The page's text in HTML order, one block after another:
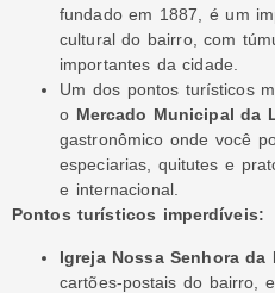
fundado em 1887, é um
cultural do bairro, com
importantes da cidade.
Um dos pontos turísticos
o Mercado Municipal da
gastronômico onde você
especiarias, quitutes e
e internacional.
Pontos turísticos imperdíveis:
Igreja Nossa Senhora da
cartões-postais do bairro,